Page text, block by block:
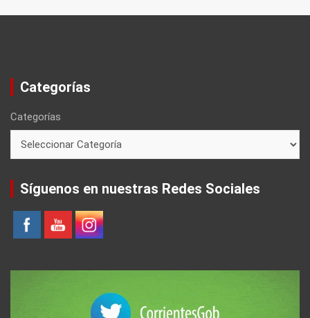
Categorías
Categorías
Síguenos en nuestras Redes Sociales